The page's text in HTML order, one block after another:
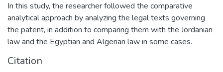
In this study, the researcher followed the comparative
analytical approach by analyzing the legal texts governing
the patent, in addition to comparing them with the Jordanian
law and the Egyptian and Algerian law in some cases.
Citation